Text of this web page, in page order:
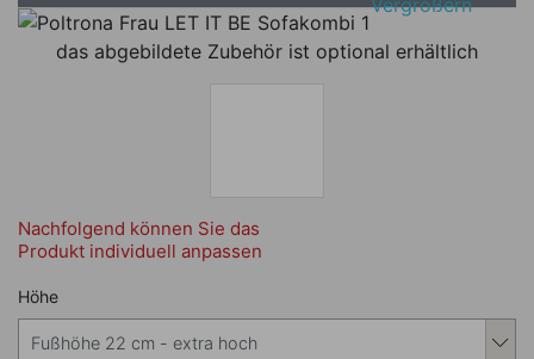
Vergrößern
das abgebildete Zubehör ist optional erhältlich
Nachfolgend können Sie das
Produkt individuell anpassen
Nachfolgend können Sie das
Höhe